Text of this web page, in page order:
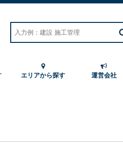
エリアから探す 運営会社